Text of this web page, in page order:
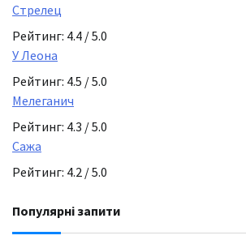
Стрелец
Рейтинг: 4.4 / 5.0
У Леона
Рейтинг: 4.5 / 5.0
Мелеганич
Рейтинг: 4.3 / 5.0
Сажа
Рейтинг: 4.2 / 5.0
Популярні запити